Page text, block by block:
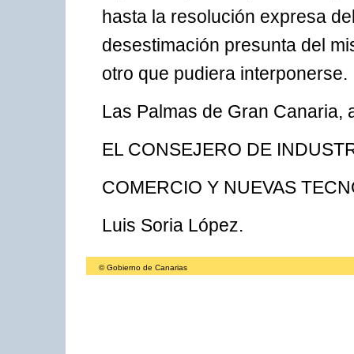
hasta la resolución expresa
desestimación presunta del
otro que pudiera interponerse.
Las Palmas de Gran Canaria,
EL CONSEJERO DE
COMERCIO Y NUEVAS
Luis Soria López.
© Gobierno de Canarias